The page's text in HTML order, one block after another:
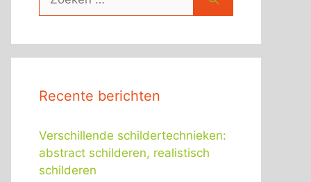
naar:
Recente berichten
Verschillende schildertechnieken:
abstract schilderen, realistisch
schilderen